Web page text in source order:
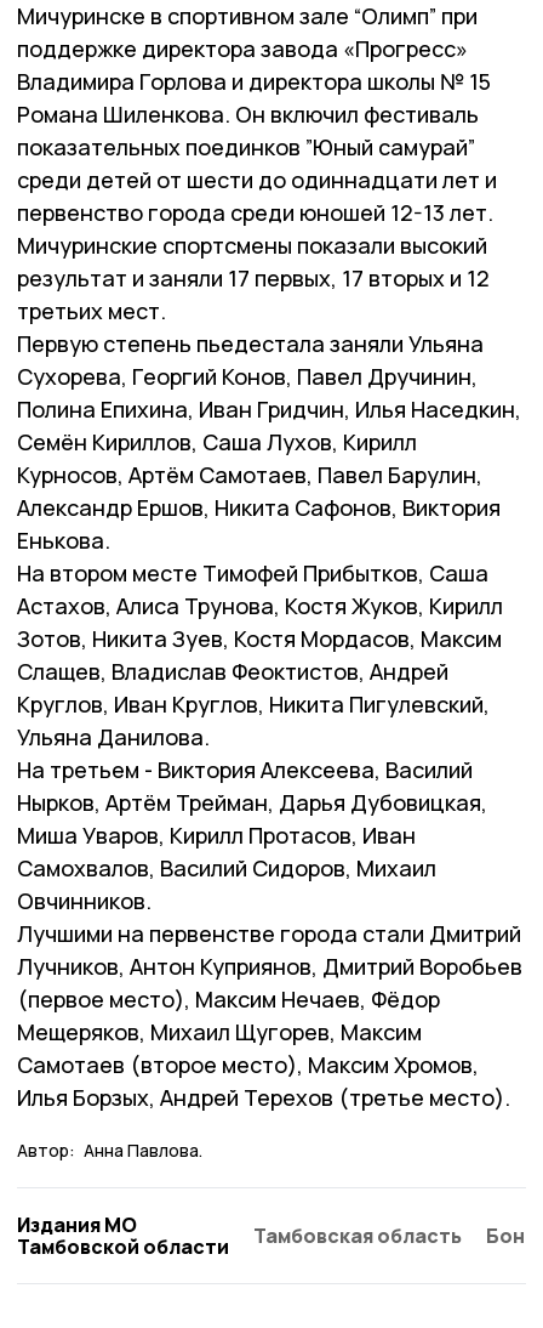
Мичуринске в спортивном зале “Олимп” при
поддержке директора завода «Прогресс»
Владимира Горлова и директора школы № 15
Романа Шиленкова. Он включил фестиваль
показательных поединков ”Юный самурай”
среди детей от шести до одиннадцати лет и
первенство города среди юношей 12-13 лет.
Мичуринские спортсмены показали высокий
результат и заняли 17 первых, 17 вторых и 12
третьих мест.
Первую степень пьедестала заняли Ульяна
Сухорева, Георгий Конов, Павел Дручинин,
Полина Епихина, Иван Гридчин, Илья Наседкин,
Семён Кириллов, Саша Лухов, Кирилл
Курносов, Артём Самотаев, Павел Барулин,
Александр Ершов, Никита Сафонов, Виктория
Енькова.
На втором месте Тимофей Прибытков, Саша
Астахов, Алиса Трунова, Костя Жуков, Кирилл
Зотов, Никита Зуев, Костя Мордасов, Максим
Слащев, Владислав Феоктистов, Андрей
Круглов, Иван Круглов, Никита Пигулевский,
Ульяна Данилова.
На третьем - Виктория Алексеева, Василий
Нырков, Артём Трейман, Дарья Дубовицкая,
Миша Уваров, Кирилл Протасов, Иван
Самохвалов, Василий Сидоров, Михаил
Овчинников.
Лучшими на первенстве города стали Дмитрий
Лучников, Антон Куприянов, Дмитрий Воробьев
(первое место), Максим Нечаев, Фёдор
Мещеряков, Михаил Щугорев, Максим
Самотаев (второе место), Максим Хромов,
Илья Борзых, Андрей Терехов (третье место).
Автор: Анна Павлова.
Издания МО
Тамбовской области
Тамбовская область